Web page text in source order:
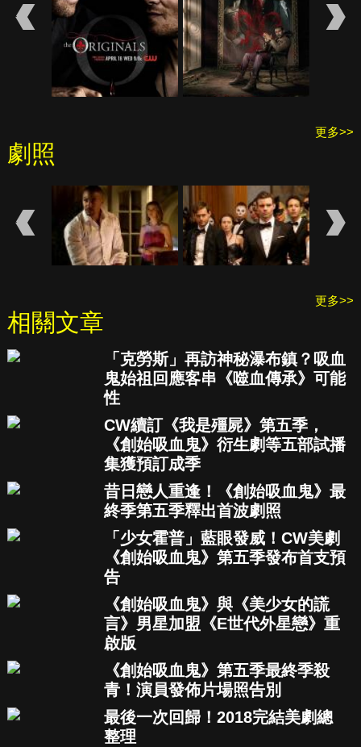
更多>>
劇照
更多>>
相關文章
「克勞斯」再訪神秘瀑布鎮？吸血
鬼始祖回應客串《噬血傳承》可能
性
CW續訂《我是殭屍》第五季，
《創始吸血鬼》衍生劇等五部試播
集獲預訂成季
昔日戀人重逢！《創始吸血鬼》最
終季第五季釋出首波劇照
「少女霍普」藍眼發威！CW美劇
《創始吸血鬼》第五季發布首支預
告
《創始吸血鬼》與《美少女的謊
言》男星加盟《E世代外星戀》重
啟版
《創始吸血鬼》第五季最終季殺
青！演員發佈片場照告別
最後一次回歸！2018完結美劇總
整理